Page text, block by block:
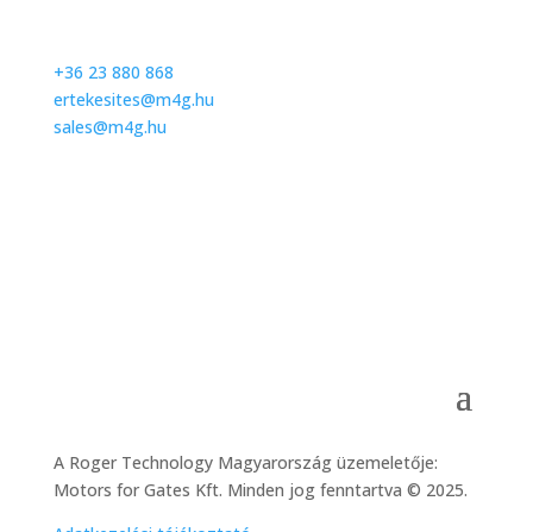
+36 23 880 868
ertekesites@m4g.hu
sales@m4g.hu
A Roger Technology Magyarország üzemeletője:
Motors for Gates Kft. Minden jog fenntartva © 2025.